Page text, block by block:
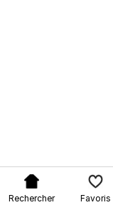
Rechercher Favoris